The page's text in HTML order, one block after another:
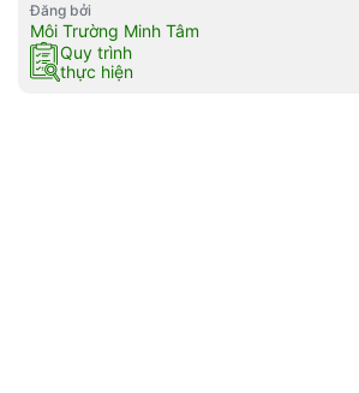
Đăng bởi
Môi Trường Minh Tâm
Quy trình
thực hiện